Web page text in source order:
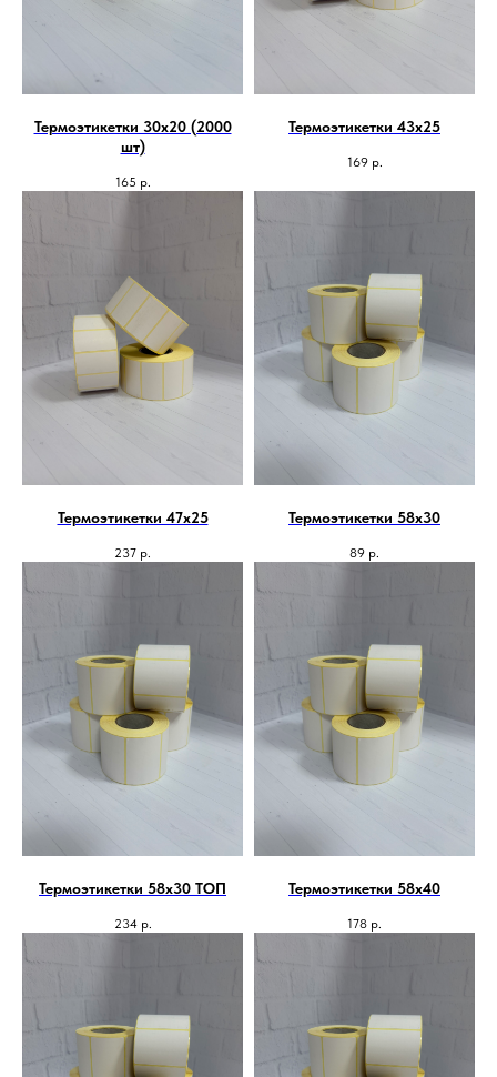
Термоэтикетки 30х20 (2000
шт)
165 р.
Термоэтикетки 43х25
169 р.
Термоэтикетки 47х25
237 р.
Термоэтикетки 58х30
89 р.
Термоэтикетки 58х30 ТОП
234 р.
Термоэтикетки 58х40
178 р.